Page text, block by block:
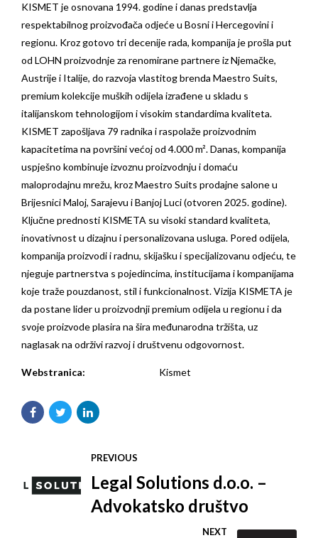
KISMET je osnovana 1994. godine i danas predstavlja
respektabilnog proizvođača odjeće u Bosni i Hercegovini i
regionu. Kroz gotovo tri decenije rada, kompanija je prošla put
od LOHN proizvodnje za renomirane partnere iz Njemačke,
Austrije i Italije, do razvoja vlastitog brenda Maestro Suits,
premium kolekcije muških odijela izrađene u skladu s
italijanskom tehnologijom i visokim standardima kvaliteta.
KISMET zapošljava 79 radnika i raspolaže proizvodnim
kapacitetima na površini većoj od 4.000 m². Danas, kompanija
uspješno kombinuje izvoznu proizvodnju i domaću
maloprodajnu mrežu, kroz Maestro Suits prodajne salone u
Brijesnici Maloj, Sarajevu i Banjoj Luci (otvoren 2025. godine).
Ključne prednosti KISMETA su visoki standard kvaliteta,
inovativnost u dizajnu i personalizovana usluga. Pored odijela,
kompanija proizvodi i radnu, skijašku i specijalizovanu odjeću, te
njeguje partnerstva s pojedincima, institucijama i kompanijama
koje traže pouzdanost, stil i funkcionalnost. Vizija KISMETA je
da postane lider u proizvodnji premium odijela u regionu i da
svoje proizvode plasira na šira međunarodna tržišta, uz
naglasak na održivi razvoj i društvenu odgovornost.
Webstranica: Kismet
PREVIOUS
Legal Solutions d.o.o. –
Advokatsko društvo
NEXT